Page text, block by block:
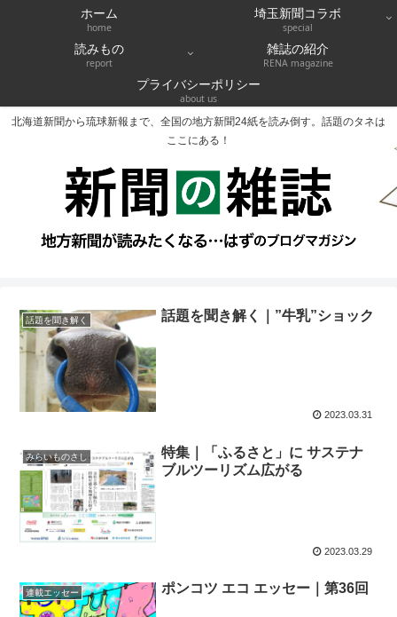
北海道新聞から琉球新報まで、全国の地方新聞24紙を読み倒す。話題のタネは
ここにある！
ホーム
home
埼玉新聞コラボ
special
読みもの
report
雑誌の紹介
RENA magazine
プライバシーポリシー
about us
話題を聞き解く 話題を聞き解く｜”牛乳”ショック
2023.03.31
みらいものさし
特集｜「ふるさと」に サステナ
ブルツーリズム広がる
2023.03.29
連載エッセー ポンコツ エコ エッセー｜第36回